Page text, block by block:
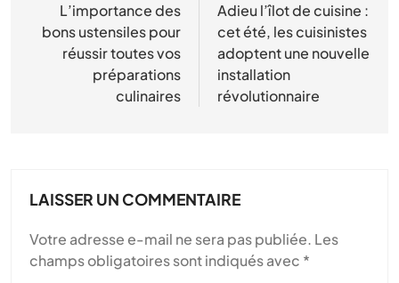
l’article
L’importance des
bons ustensiles pour
réussir toutes vos
préparations
culinaires
Adieu l’îlot de cuisine :
cet été, les cuisinistes
adoptent une nouvelle
installation
révolutionnaire
LAISSER UN COMMENTAIRE
Votre adresse e-mail ne sera pas publiée. Les
champs obligatoires sont indiqués avec *